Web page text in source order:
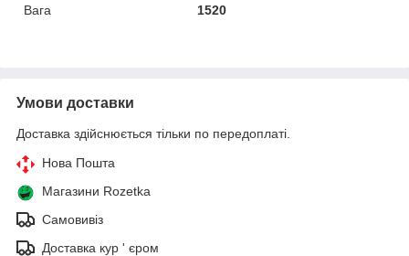
Вага
1520
Умови доставки
Доставка здійснюється тільки по передоплаті.
Нова Пошта
Магазини Rozetka
Самовивіз
Доставка кур ' єром